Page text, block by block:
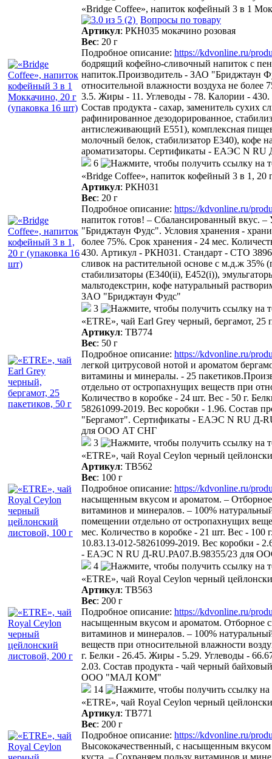
«Bridge Coffee», напиток кофейный 3 в 1
(2) Вопросы по товару
Артикул: РКН035 мокачино розовая
Вес: 20 г
Подробное описание: https://kdvonline.ru/
бодрящий кофейно-сливочный напиток с
напиток.Производитель - ЗАО "Бриджтаун
относительной влажности воздуха не более
3.5. Жиры - 11. Углеводы - 78. Калории -
Состав продукта - сахар, заменитель сухих
рафинированное дезодорированное,
антислеживающий Е551), комплексная
молочный белок, стабилизатор E340), кофе
ароматизаторы. Сертификаты - ЕАЭС N
6
«Bridge Coffee», напиток кофейный 3 в 1, 20
Артикул: РКН031
Вес: 20 г
Подробное описание: https://kdvonline.ru/
напиток готов! – Сбалансированный вкус.
"Бриджтаун Фудс". Условия хранения -
более 75%. Срок хранения - 24 мес.
430. Артикул - РКН031. Стандарт - СТО
сливок на растительной основе с м.д.ж 35%
стабилизаторы (Е340(ii), Е452(i)),
мальтодекстрин, кофе натуральный
ЗAO "Бриджтаун Фудс"
3
«ETRE», чай Earl Grey черный, бергамот, 25
Артикул: ТВ774
Вес: 50 г
Подробное описание: https://kdvonline.ru/
легкой цитрусовой нотой и ароматом
витамины и минералы. - 25
отдельно от остропахнущих веществ при
Количество в коробке - 24 шт. Вес - 50 г.
58261099-2019. Вес коробки - 1.96. Состав
"Бергамот". Сертификаты - ЕАЭС N RU
для ООО АТ СНГ
3
«ETRE», чай Royal Ceylon черный
Артикул: ТВ562
Вес: 100 г
Подробное описание: https://kdvonline.ru/
насыщенным вкусом и ароматом. – Отборное
витаминов и минералов. – 100%
помещении отдельно от остропахнущих
мес. Количество в коробке - 21 шт. Вес -
10.83.13-012-58261099-2019. Вес коробки -
- ЕАЭС N RU Д-RU.РА07.В.98355/23
4
«ETRE», чай Royal Ceylon черный
Артикул: ТВ563
Вес: 200 г
Подробное описание: https://kdvonline.ru/
насыщенным вкусом и ароматом. Отборное
витаминов и минералов. – 100%
веществ при относительной влажности
г. Белки - 26.45. Жиры - 5.29. Углеводы -
2.03. Состав продукта - чай черный
ООО "МАЛ КОМ"
14
«ETRE», чай Royal Ceylon черный
Артикул: ТВ771
Вес: 200 г
Подробное описание: https://kdvonline.ru/
Высококачественный, с насыщенным
куста. – Сохраняем пользу витаминов и